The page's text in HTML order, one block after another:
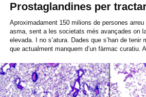
Prostaglandines per
Aproximadament 150 milions de persones
asma, sent a les societats més avançades on
elevada. I no s’atura. Dades que s’han de tenir
que actualment manquem d’un fàrmac curatiu.